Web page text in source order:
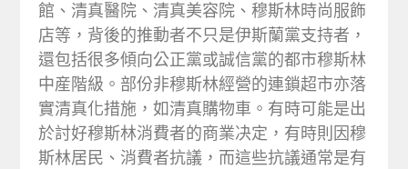
館、清真醫院、清真美容院、穆斯林時尚服飾
店等，背後的推動者不只是伊斯蘭黨支持者，
還包括很多傾向公正黨或誠信黨的都市穆斯林
中産階級。部份非穆斯林經營的連鎖超市亦落
實清真化措施，如清真購物車。有時可能是出
於討好穆斯林消費者的商業决定，有時則因穆
斯林居民、消費者抗議，而這些抗議通常是有